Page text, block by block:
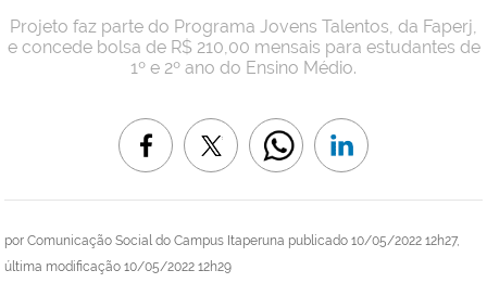
por Comunicação Social do Campus Itaperuna publicado 10/05/2022 12h27,
última modificação 10/05/2022 12h29
Projeto faz parte do Programa Jovens Talentos, da Faperj,
e concede bolsa de R$ 210,00 mensais para estudantes de
1º e 2º ano do Ensino Médio.